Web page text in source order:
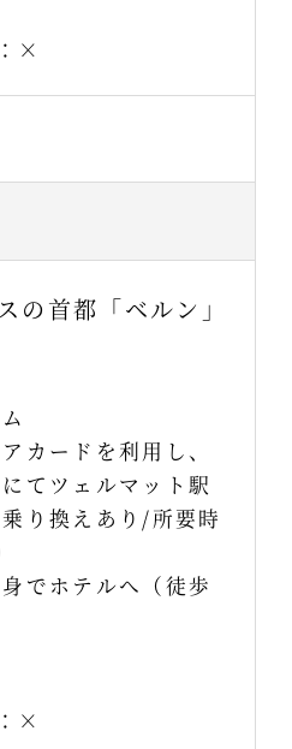
×
首都「ベルン」
カードを利用し、
てツェルマット駅
り換えあり/所要時
でホテルへ（徒歩
×